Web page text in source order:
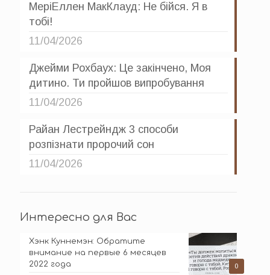
МеріЕллен МакКлауд: Не бійся. Я в
тобі!
11/04/2026
Джейми Рохбаух: Це закінчено, Моя
дитино. Ти пройшов випробування
11/04/2026
Райан Лестрейндж 3 способи
розпізнати пророчий сон
11/04/2026
Интересно для Вас
0
Хэнк Куннемэн: Обратите
внимание на первые 6 месяцев
2022 года